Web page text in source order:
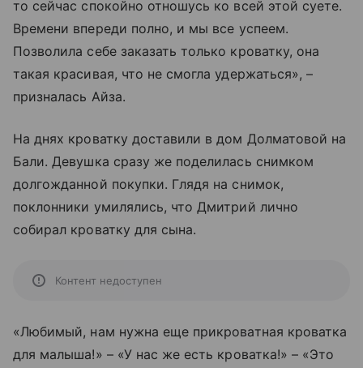
то сейчас спокойно отношусь ко всей этой суете.
Времени впереди полно, и мы все успеем.
Позволила себе заказать только кроватку, она
такая красивая, что не смогла удержаться»,–
призналась Айза.
На днях кроватку доставили в дом Долматовой на
Бали. Девушка сразу же поделилась снимком
долгожданной покупки. Глядя на снимок,
поклонники умилялись, что Дмитрий лично
собирал кроватку для сына.
Контент недоступен
«Любимый, нам нужна еще прикроватная кроватка
для малыша!» – «У нас же есть кроватка!» – «Это